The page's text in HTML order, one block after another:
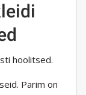
hoolitsed.
Parim on